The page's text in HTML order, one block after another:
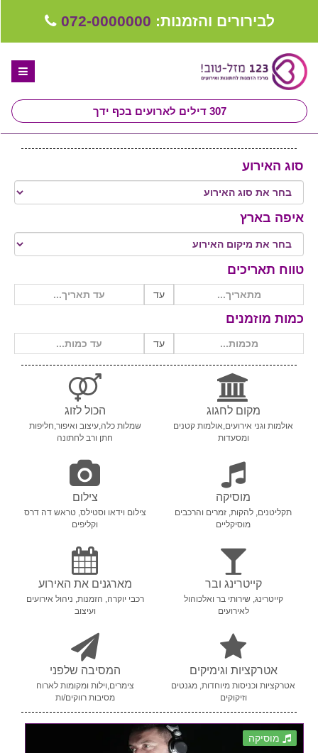
לבירורים והזמנות: 072-0000000
307 דילים לארועים בכף ידך
ספקים לחתונה מומלצים
קבלו ייעוץ בחינם
שירות אישי בקליק
סוג האירוע
איפה בארץ
טווח תאריכים
עד
כמות מוזמנים
עד
מקום לחגוג
אולמות וגני אירועים,אולמות קטנים
ומסעדות
הכול לזוג
שמלות כלה,עיצוב ואיפור,חליפות
חתן ורב לחתונה
מוסיקה
תקליטנים, להקות, זמרים והרכבים
מוסיקליים
צילום
צילום וידאו וסטילס, טראש דה דרס
וקליפים
קייטרינג ובר
קייטרינג, שירותי בר ואלכוהול
לאירועים
מארגנים את האירוע
רכבי יוקרה, הזמנות, ניהול אירועים
ועיצוב
אטרקציות וגימיקים
אטרקציות וכניסות מיוחדות, מגנטים
וזיקוקים
המסיבה שלפני
צימרים,וילות ומקומות לארוח
מסיבות רווקים/ות
מוסיקה